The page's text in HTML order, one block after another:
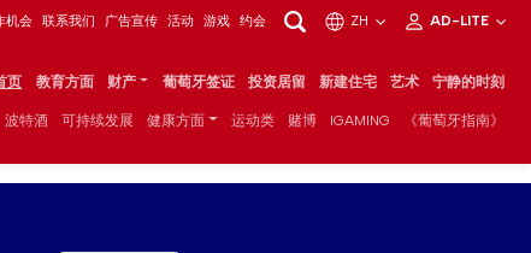
机会 联系我们 广告宣传 活动 游戏 约会 ZH AD-LITE
页 教育方面 财产 葡萄牙签证 投资居留 新建住宅 艺术 宁静的时刻
波特酒 可持续发展 健康方面 运动类 赌博 IGAMING 《葡萄牙指南》